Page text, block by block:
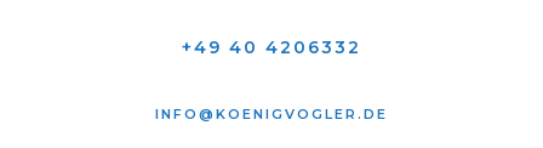
+49 40 4206332
INFO@KOENIGVOGLER.DE